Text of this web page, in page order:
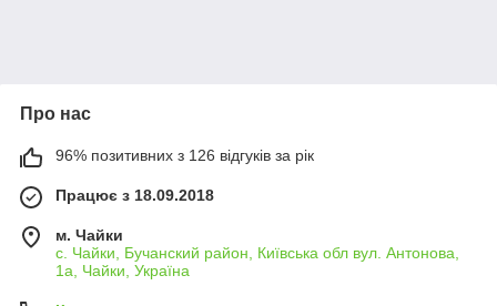
Про нас
96% позитивних з 126 відгуків за рік
Працює з 18.09.2018
м. Чайки
с. Чайки, Бучанский район, Київська обл вул. Антонова,
1а, Чайки, Україна